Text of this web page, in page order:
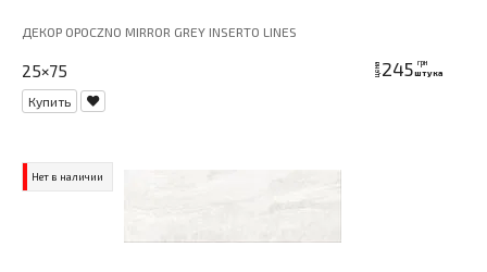
ДЕКОР OPOCZNO MIRROR GREY INSERTO LINES
25×75 цена 245 грн
штука
Купить
Нет в наличии